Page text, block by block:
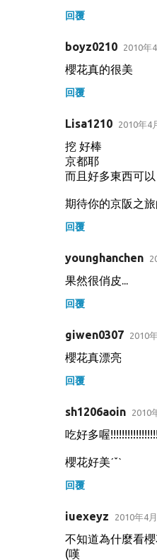
回覆
boyz0210 2010年
櫻花真的很美
回覆
Lisa1210 2010年4
挖 好棒
京都耶
而且好多東西可
期待你的京阪之
回覆
younghanchen
果然很俏皮...
回覆
giwen0307 2010
櫻花真漂亮
回覆
sh1206aoin 2010
吃好多喔
櫻花好美ˊˇˋ
回覆
iuexeyz 2010年4
不知道為什麼看
(嘆